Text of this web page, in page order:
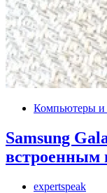
Компьютеры и
Samsung
встроенным
expertspeak